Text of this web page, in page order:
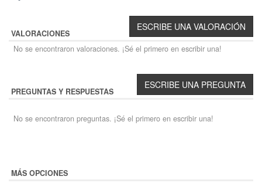
VALORACIONES
No se encontraron valoraciones. ¡Sé el primero en escribir una!
PREGUNTAS Y RESPUESTAS
No se encontraron preguntas. ¡Sé el primero en escribir una!
MÁS OPCIONES